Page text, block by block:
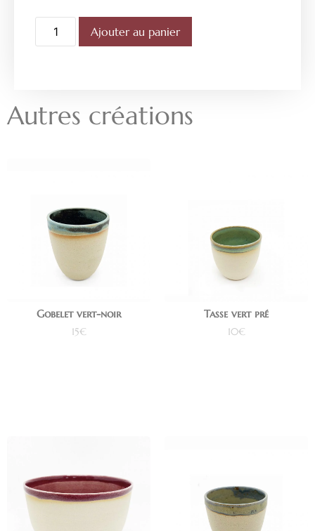
Ajouter au panier
Autres créations
Gobelet vert-noir
15€
Tasse vert pré
10€